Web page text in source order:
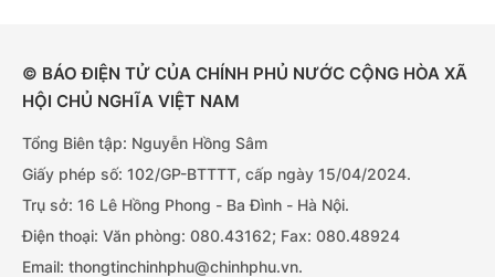
© BÁO ĐIỆN TỬ CỦA CHÍNH PHỦ NƯỚC CỘNG HÒA XÃ
HỘI CHỦ NGHĨA VIỆT NAM
Tổng Biên tập: Nguyễn Hồng Sâm
Giấy phép số: 102/GP-BTTTT, cấp ngày 15/04/2024.
Trụ sở: 16 Lê Hồng Phong - Ba Đình - Hà Nội.
Điện thoại: Văn phòng: 080.43162; Fax: 080.48924
Email: thongtinchinhphu@chinhphu.vn.